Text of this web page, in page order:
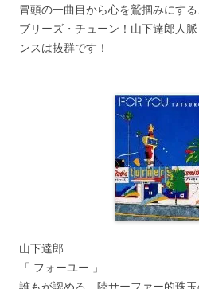
冒頭の一曲目から心を鷲掴みにす
ブリーズ・チューン！山下達郎人
ンスは抜群です！
山下達郎
「 フォーユー 」